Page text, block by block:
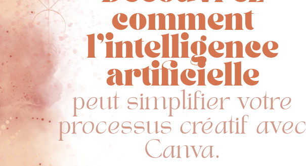
comment
l'intelligence
artificielle
peut simplifier votre
processus créatif avec
Canva.